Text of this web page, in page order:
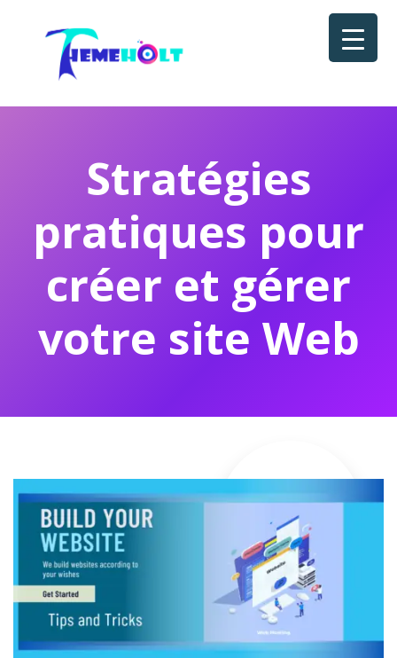
Stratégies
pratiques pour
créer et gérer
votre site Web